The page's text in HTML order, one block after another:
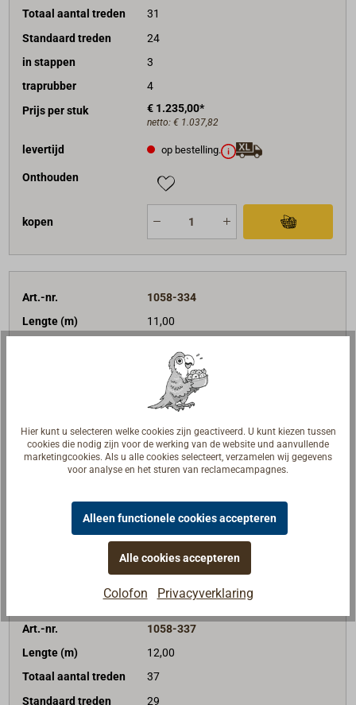
Totaal aantal treden
31
Standaard treden
24
in stappen
3
traprubber
4
Prijs per stuk
€ 1.235,00*
netto: € 1.037,82
levertijd op bestelling.
Onthouden
kopen
Art.-nr.
1058-334
Lengte (m)
11,00
Prijs per stuk
€ 1.395,00*
netto:€ 1.172,27
Onthouden
Art.-nr.
1058-337
Lengte (m)
12,00
Totaal aantal treden
37
Standaard treden
29
Hier kunt u selecteren welke cookies zijn geactiveerd. U kunt kiezen tussen
cookies die nodig zijn voor de werking van de website und aanvullende
marketingcookies. Als u alle cookies selecteert, verzamelen wij gegevens
voor analyse en het sturen van reclamecampagnes.
Alleen functionele cookies accepteren
Alle cookies accepteren
Colofon Privacyverklaring